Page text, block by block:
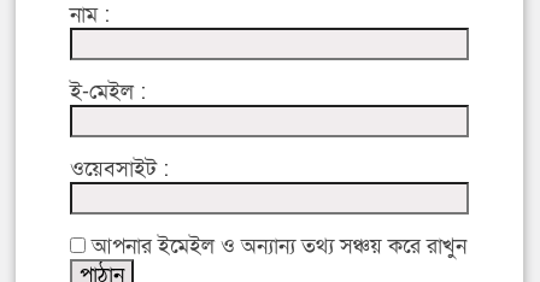
নাম :
ই-মেইল :
ওয়েবসাইট :
আপনার ইমেইল ও অন্যান্য তথ্য সঞ্চয় করে রাখুন